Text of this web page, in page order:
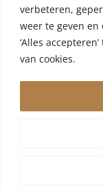
verbeteren,
weer te geven en
‘Alles
van cookies.
© 2024 Dryrub.nl |